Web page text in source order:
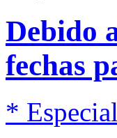
Debido
fechas
*